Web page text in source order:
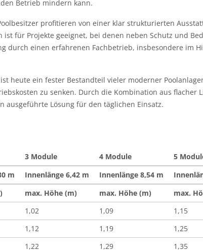
Betrieb mindern kann.
profitieren von einer klar strukturierten
ist für Projekte geeignet, bei denen neben Schutz und
durch einen erfahrenen Fachbetrieb, insbesondere im
heute ein fester Bestandteil vieler moderner
zu senken. Durch die Kombination aus
ausgeführte Lösung für den täglichen Einsatz.
3 Module 4 Module 5
m
Innenlänge 6,42 m Innenlänge 8,54 m
max. Höhe (m) max. Höhe (m) max.
1,02 1,09 1,15
1,12 1,19 1,25
1,22 1,29 1,35